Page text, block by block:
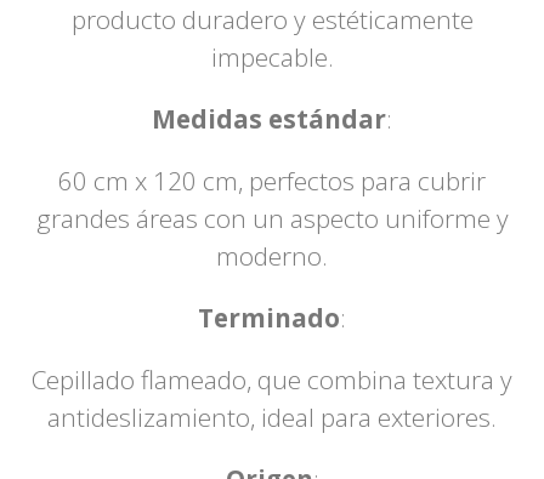
producto duradero y estéticamente
impecable.
Medidas estándar:
60 cm x 120 cm, perfectos para cubrir
grandes áreas con un aspecto uniforme y
moderno.
Terminado:
Cepillado flameado, que combina textura y
antideslizamiento, ideal para exteriores.